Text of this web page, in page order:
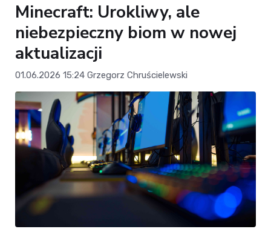
Minecraft: Urokliwy, ale
niebezpieczny biom w nowej
aktualizacji
01.06.2026 15:24 Grzegorz Chruścielewski